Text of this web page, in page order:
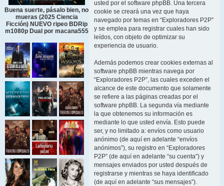
Buena suerte, pásalo bien, no
mueras (2025 Ciencia
Ficción) NUEVO ripeo BDRip
m1080p Dual por macana555
usted por el software phpBB. Una tercera
cookie se creará una vez que haya
navegado por temas en “Exploradores P2P”
y se emplea para registrar cuales han sido
leídos, con objeto de optimizar su
experiencia de usuario.
Además podemos crear cookies externas al
software phpBB mientras navega por
“Exploradores P2P”, las cuales exceden el
alcance de este documento que solamente
se refiere a las páginas creadas por el
software phpBB. La segunda vía mediante
la que obtenemos su información es
mediante lo que usted envía. Esto puede
ser, y no limitado a: envíos como usuario
anónimo (de aquí en adelante “envíos
anónimos”), su registro en “Exploradores
P2P” (de aquí en adelante “su cuenta”) y
mensajes enviados por usted después de
registrarse y mientras se haya identificado
(de aquí en adelante “sus mensajes”).